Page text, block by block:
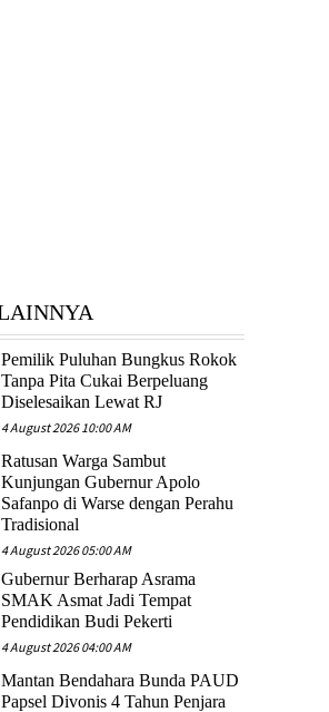
Pemilik Puluhan Bungkus Rokok
Tanpa Pita Cukai Berpeluang
Diselesaikan Lewat RJ
4 August 2026 10:00 AM
Ratusan Warga Sambut
Kunjungan Gubernur Apolo
Safanpo di Warse dengan Perahu
Tradisional
4 August 2026 05:00 AM
Gubernur Berharap Asrama
SMAK Asmat Jadi Tempat
Pendidikan Budi Pekerti
4 August 2026 04:00 AM
Mantan Bendahara Bunda PAUD
Papsel Divonis 4 Tahun Penjara